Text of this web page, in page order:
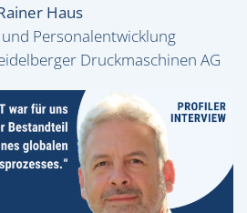
Haus
Personalentwicklung
Druckmaschinen AG